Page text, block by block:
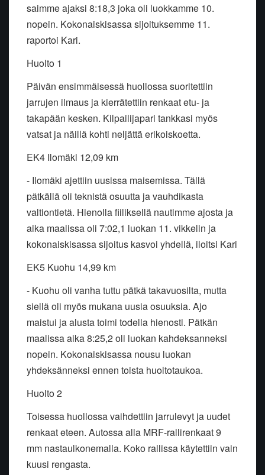
saimme ajaksi 8:18,3 joka oli luokkamme 10.
nopein. Kokonaiskisassa sijoituksemme 11.
raportoi Kari.
Huolto 1
Päivän ensimmäisessä huollossa suoritettiin
jarrujen ilmaus ja kierrätettiin renkaat etu- ja
takapään kesken. Kilpailijapari tankkasi myös
vatsat ja näillä kohti neljättä erikoiskoetta.
EK4 Ilomäki 12,09 km
- Ilomäki ajettiin uusissa maisemissa. Tällä
pätkällä oli teknistä osuutta ja vauhdikasta
valtiontietä. Hienolla fiiliksellä nautimme ajosta ja
aika maalissa oli 7:02,1 luokan 11. vikkelin ja
kokonaiskisassa sijoitus kasvoi yhdellä, iloitsi Kari
EK5 Kuohu 14,99 km
- Kuohu oli vanha tuttu pätkä takavuosilta, mutta
siellä oli myös mukana uusia osuuksia. Ajo
maistui ja alusta toimi todella hienosti. Pätkän
maalissa aika 8:25,2 oli luokan kahdeksanneksi
nopein. Kokonaiskisassa nousu luokan
yhdeksänneksi ennen toista huoltotaukoa.
Huolto 2
Toisessa huollossa vaihdettiin jarrulevyt ja uudet
renkaat eteen. Autossa alla MRF-rallirenkaat 9
mm nastaulkonemalla. Koko rallissa käytettiin vain
kuusi rengasta.